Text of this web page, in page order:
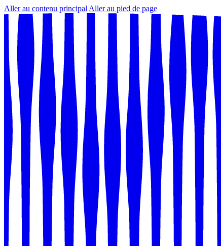
Aller au contenu principal Aller au pied de page